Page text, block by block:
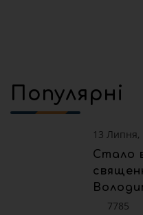
Популярні
13 Липня,
Стало
7785